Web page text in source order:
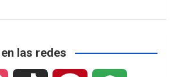
las redes